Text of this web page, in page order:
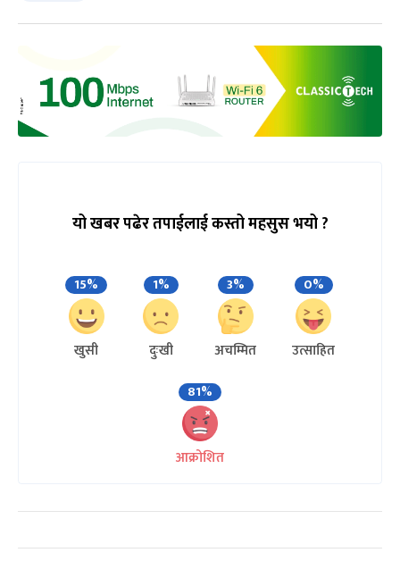
यो खबर पढेर तपाईलाई कस्तो महसुस भयो ?
15%
खुसी
1%
दुःखी
3%
अचम्मित
0%
उत्साहित
81%
आक्रोशित